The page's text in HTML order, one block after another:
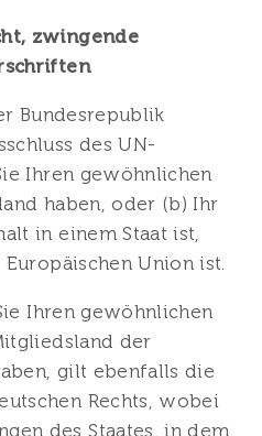
zwingende
Bundesrepublik
des UN-
Ihren gewöhnlichen
haben, oder (b) Ihr
in einem Staat ist,
Union ist.
Ihren gewöhnlichen
der
gilt ebenfalls die
Rechts, wobei
des Staates, in dem